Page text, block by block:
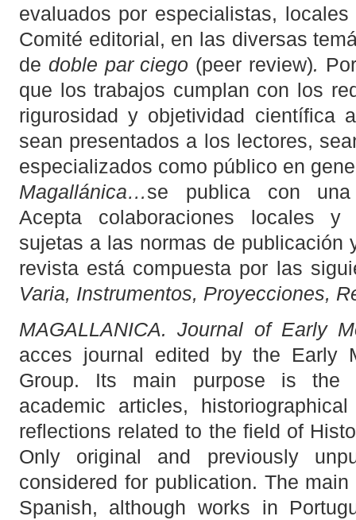
evaluados por especialistas,
Comité editorial, en las diversas
de doble par ciego (peer review).
que los trabajos cumplan con los
rigurosidad y objetividad científica
sean presentados a los lectores,
especializados como público en
Magallánica…se publica con una
Acepta colaboraciones locales y
sujetas a las normas de publicación
revista está compuesta por las
Varia, Instrumentos, Proyecciones,
MAGALLANICA. Journal of Early
acces journal edited by the Early
Group. Its main purpose is the
academic articles,
reflections related to the field of
Only original and previously
considered for publication. The
Spanish, although works in